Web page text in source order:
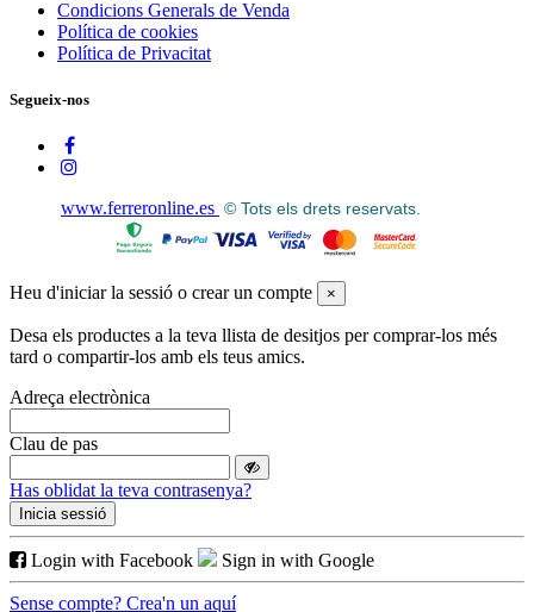
Més venuts
Més venuts 0
Rebaixats
Veure productes
Condicions Generals de Venda
Política de cookies
Política de Privacitat
Segueix-nos
www.ferreronline.es © Tots els drets reservats.
Heu d'iniciar la sessió o crear un compte ×
Desa els productes a la teva llista de desitjos per comprar-los més
tard o compartir-los amb els teus amics.
Adreça electrònica
Clau de pas
Has oblidat la teva contrasenya?
Inicia sessió
Login with Facebook Sign in with Google
Sense compte? Crea'n un aquí